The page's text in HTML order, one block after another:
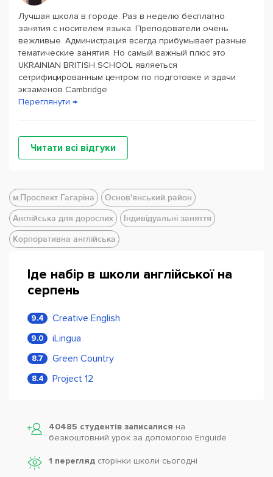
Лучшая школа в городе. Раз в неделю бесплатно
занятия с носителем языка. Преподователи очень
вежливые. Администрация всегда прибумывает разные
тематические занятия. Но самый важный плюс это
UKRAINIAN BRITISH SCHOOL являеться
сетрифицированным центром по подготовке и здачи
экзаменов Cambridge
Переглянути →
Читати всі відгуки
м.Проспект Гагаріна
Основ'янський район
Англійська для дорослих
Індивідуальні заняття
Корпоративна англійська
Іде набір в школи англійської на
серпень
9.4 Creative English
9.0 iLingua
8.7 Green Country
8.4 Project 12
40485 студентів записалися на
безкоштовний урок за допомогою Enguide
1 перегляд сторінки школи cьогодні